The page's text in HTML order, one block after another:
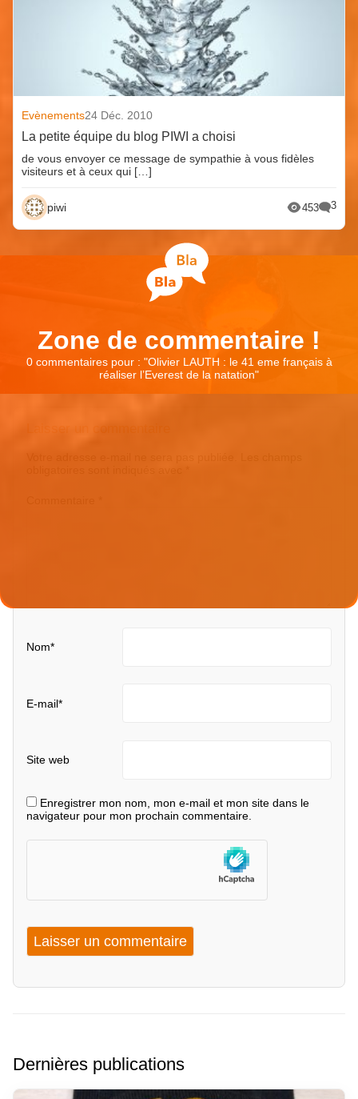
Evènements24 Déc. 2010
La petite équipe du blog PIWI a choisi
de vous envoyer ce message de sympathie à vous fidèles
visiteurs et à ceux qui […]
piwi 453 3
Zone de commentaire !
0 commentaires pour : "Olivier LAUTH : le 41 eme français à
réaliser l’Everest de la natation"
Laisser un commentaire
Nom*
E-mail*
Site web
Enregistrer mon nom, mon e-mail et mon site dans le
navigateur pour mon prochain commentaire.
Dernières publications